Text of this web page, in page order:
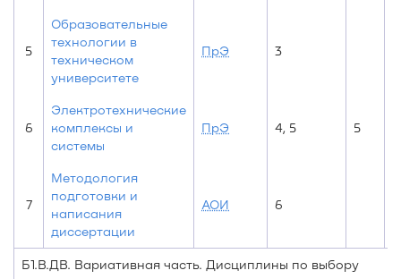
5
Образовательные
технологии в
техническом
университете
ПрЭ 3
6
Электротехнические
комплексы и
системы
ПрЭ 4, 5 5
7
Методология
подготовки и
написания
диссертации
АОИ 6
Б1.В.ДВ. Вариативная часть. Дисциплины по выбору